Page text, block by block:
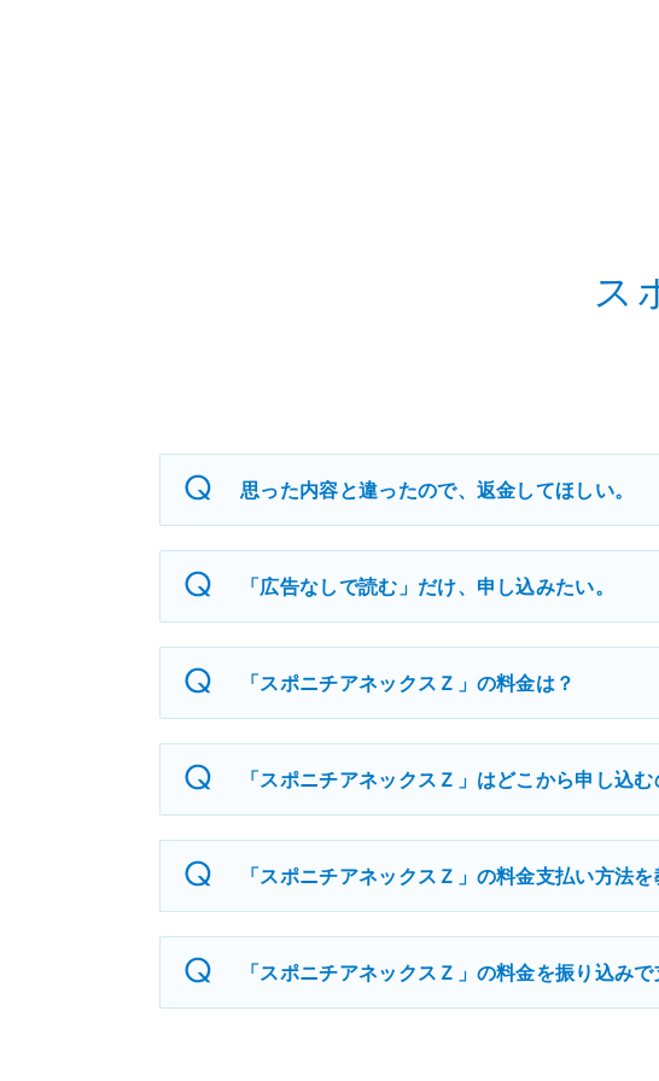
ス
思った内容と違ったので、返金してほしい。
「広告なしで読む」だけ、申し込みたい。
「スポニチアネックスＺ」の料金は？
「スポニチアネックスＺ」はどこから申し込む
「スポニチアネックスＺ」の料金支払い方法を
「スポニチアネックスＺ」の料金を振り込み